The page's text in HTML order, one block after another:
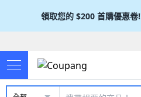
領取您的 $200 首購優惠卷!